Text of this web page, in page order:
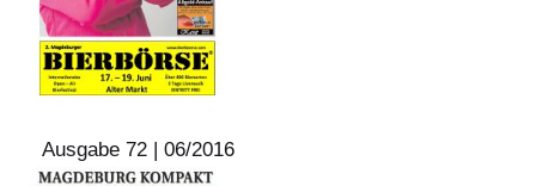
Ausgabe 72 | 06/2016